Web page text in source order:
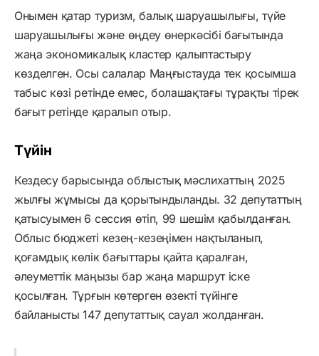
Онымен қатар туризм, балық шаруашылығы, түйе
шаруашылығы және өңдеу өнеркәсібі бағытында
жаңа экономикалық кластер қалыптастыру
көзделген. Осы салалар Маңғыстауда тек қосымша
табыс көзі ретінде емес, болашақтағы тұрақты тірек
бағыт ретінде қаралып отыр.
Түйін
Кездесу барысында облыстық мәслихаттың 2025
жылғы жұмысы да қорытындыланды. 32 депутаттың
қатысуымен 6 сессия өтіп, 99 шешім қабылданған.
Облыс бюджеті кезең-кезеңімен нақтыланып,
қоғамдық көлік бағыттары қайта қаралған,
әлеуметтік маңызы бар жаңа маршрут іске
қосылған. Тұрғын көтерген өзекті түйінге
байланысты 147 депутаттық сауал жолданған.